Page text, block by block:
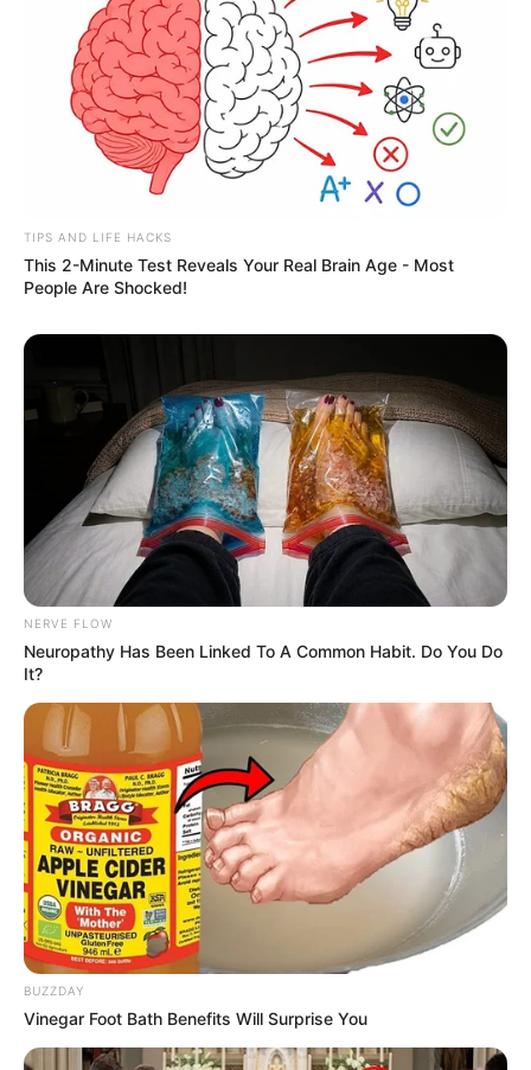
TIPS AND LIFE HACKS
This 2-Minute Test Reveals Your Real Brain Age - Most
People Are Shocked!
NERVE FLOW
Neuropathy Has Been Linked To A Common Habit. Do You Do
It?
BUZZDAY
Vinegar Foot Bath Benefits Will Surprise You